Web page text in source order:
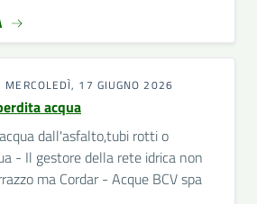
MERCOLEDÌ, 17 GIUGNO 2026
acqua
dall'asfalto,tubi rotti o
- Il gestore della rete idrica non
ma Cordar - Acque BCV spa